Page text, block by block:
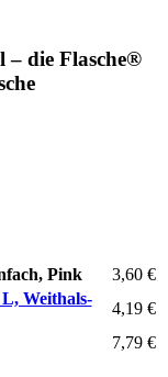
– die Flasche®
Pink
3,60 €
Weithals-
4,19 €
7,79 €